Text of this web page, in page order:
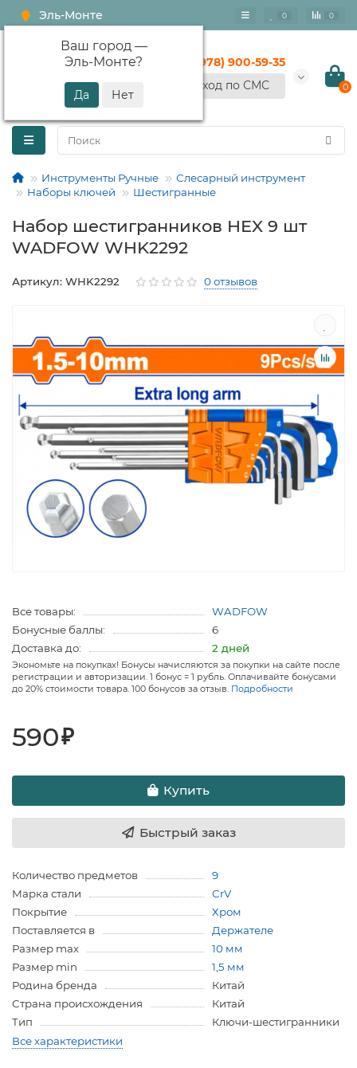
Эль-Монте
Ваш город —
Эль-Монте?
0 0
+7 (978) 900-59-35
Вход по СМС
0
Инструменты Ручные
Слесарный инструмент
Наборы ключей
Шестигранные
Набор шестигранников HEX 9 шт
WADFOW WHK2292
Артикул: WHK2292 0 отзывов
Все товары:
WADFOW
Бонусные баллы:
6
Доставка до:
2 дней
Экономьте на покупках! Бонусы начисляются за покупки на сайте после
регистрации и авторизации. 1 бонус = 1 рубль. Оплачивайте бонусами
до 20% стоимости товара. 100 бонусов за отзыв. Подробности
590₽
Купить
Быстрый заказ
Количество предметов
9
Марка стали
CrV
Покрытие
Хром
Поставляется в
Держателе
Размер max
10 мм
Размер min
1,5 мм
Родина бренда
Китай
Страна происхождения
Китай
Тип
Ключи-шестигранники
Все характеристики